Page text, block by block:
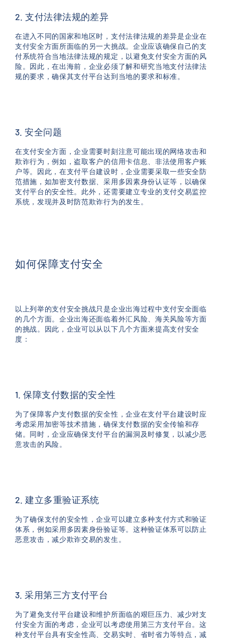
2. 支付法律法规的差异
在进入不同的国家和地区时，支付法律法规的差异是企业在
支付安全方面所面临的另一大挑战。企业应该确保自己的支
付系统符合当地法律法规的规定，以避免支付安全方面的风
险。因此，在出海前，企业必须了解和研究当地支付法律法
规的要求，确保其支付平台达到当地的要求和标准。
3. 安全问题
在支付安全方面，企业需要时刻注意可能出现的网络攻击和
欺诈行为，例如，盗取客户的信用卡信息、非法使用客户账
户等。因此，在支付平台建设时，企业需要采取一些安全防
范措施，如加密支付数据、采用多因素身份认证等，以确保
支付平台的安全性。此外，还需要建立专业的支付交易监控
系统，发现并及时防范欺诈行为的发生。
如何保障支付安全
以上列举的支付安全挑战只是企业出海过程中支付安全面临
的几个方面。企业出海还面临着外汇风险、海关风险等方面
的挑战。因此，企业可以从以下几个方面来提高支付安全
度：
1. 保障支付数据的安全性
为了保障客户支付数据的安全性，企业在支付平台建设时应
考虑采用加密等技术措施，确保支付数据的安全传输和存
储。同时，企业应确保支付平台的漏洞及时修复，以减少恶
意攻击的风险。
2. 建立多重验证系统
为了确保支付的安全性，企业可以建立多种支付方式和验证
体系，例如采用多因素身份验证等。这种验证体系可以防止
恶意攻击，减少欺诈交易的发生。
3. 采用第三方支付平台
为了避免支付平台建设和维护所面临的艰巨压力、减少对支
付安全方面的考虑，企业可以考虑使用第三方支付平台。这
种支付平台具有安全性高、交易实时、省时省力等特点，减